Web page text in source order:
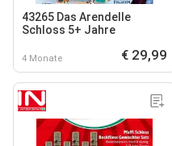
43265 Das Arendelle
Schloss 5+ Jahre
4 Monate € 29,99